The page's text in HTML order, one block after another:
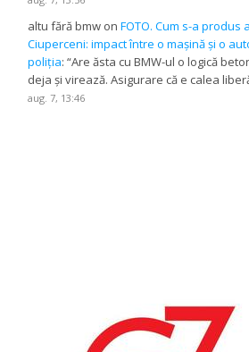
altu fără bmw onFOTO. Cum s-a produs
Ciuperceni: impact între o mașină și o
poliția: “Are ăsta cu BMW-ul o logică
deja și virează. Asigurare că e calea
aug. 7, 13:46